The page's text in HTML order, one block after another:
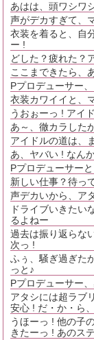
あはは、頭ワシワ
声がデカすぎて、
衣装を着ると、自
ー !
どした？疲れた？
ここまできたら、
Pプロデューサー
衣装カワイイと、
うおぉーっ ! アイ
あ～、徹カラした
アイドルの道は、
あ、ヤバい ! なん
Pプロデューサー
新しい仕事？待っ
声デカいから、ア
ドライブいきたい
るよねー
過去は振り返らな
次っ !
ふぅ、騒ぎ過ぎた
っと♪
Pプロデューサー
アタシには超ラブ
安心 ! だ・か・ら
うほーっ ! 他の子
きたーっ ! あのス